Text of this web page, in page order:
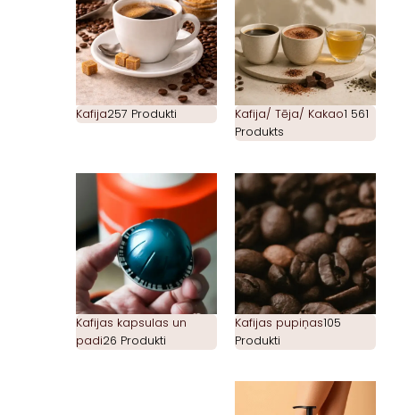
Kafija257 Produkti Kafija/ Tēja/ Kakao1 561
Produkts
Kafijas kapsulas un
padi26 Produkti
Kafijas pupiņas105
Produkti